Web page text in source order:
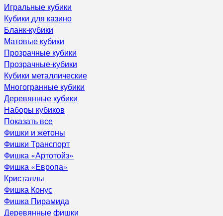
Игральные кубики
Кубики для казино
Бланк-кубики
Матовые кубики
Прозрачные кубики
Прозрачные-кубики
Кубики металлические
Многогранные кубики
Деревянные кубики
Наборы кубиков
Показать все
Фишки и жетоны
Фишки Транспорт
Фишка «Артотойз»
Фишка «Европа»
Кристаллы
Фишка Конус
Фишка Пирамида
Деревянные фишки